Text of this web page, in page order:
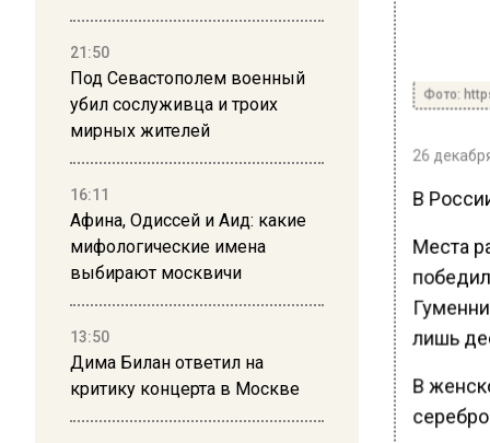
21:50
Под Севастополем военный
убил сослуживца и троих
мирных жителей
16:11
Афина, Одиссей и Аид: какие
мифологические имена
выбирают москвичи
13:50
Дима Билан ответил на
критику концерта в Москве
Фото:
26
В
Места
лишь
В